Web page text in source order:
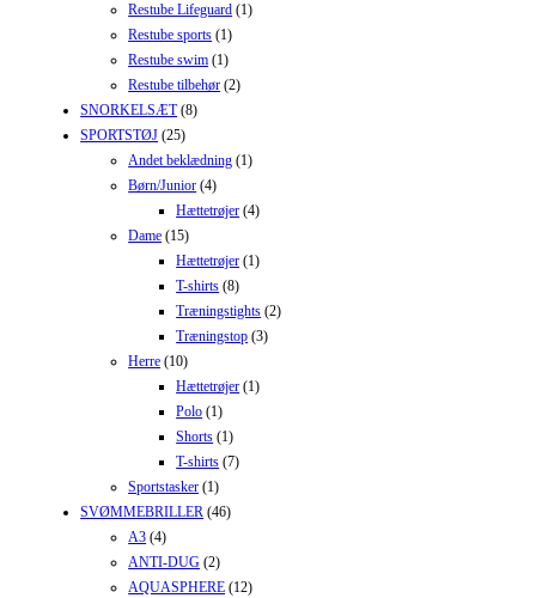
Restube Lifeguard (1)
Restube sports (1)
Restube swim (1)
Restube tilbehør (2)
SNORKELSÆT (8)
SPORTSTØJ (25)
Andet beklædning (1)
Børn/Junior (4)
Hættetrøjer (4)
Dame (15)
Hættetrøjer (1)
T-shirts (8)
Træningstights (2)
Træningstop (3)
Herre (10)
Hættetrøjer (1)
Polo (1)
Shorts (1)
T-shirts (7)
Sportstasker (1)
SVØMMEBRILLER (46)
A3 (4)
ANTI-DUG (2)
AQUASPHERE (12)